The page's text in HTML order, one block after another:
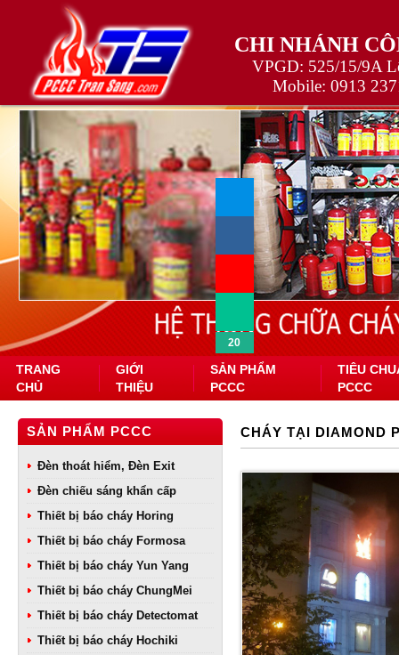
CHI NHÁNH
VPGD: 525/15/9A
Mobile: 0913
TRANG
CHỦ
GIỚI
THIỆU
SẢN PHẨM
PCCC
TIÊU
PCCC
SẢN PHẨM PCCC
Đèn thoát hiểm, Đèn Exit
Đèn chiếu sáng khẩn cấp
Thiết bị báo cháy Horing
Thiết bị báo cháy Formosa
Thiết bị báo cháy Yun Yang
Thiết bị báo cháy ChungMei
Thiết bị báo cháy Detectomat
Thiết bị báo cháy Hochiki
CHÁY TẠI DIAMOND
20